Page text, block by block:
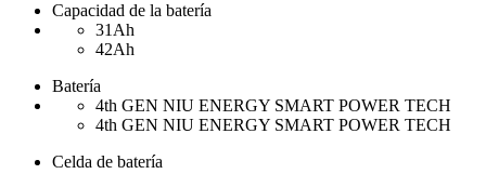
Capacidad de la batería
31Ah
42Ah
Batería
4th GEN NIU ENERGY SMART POWER TECH
4th GEN NIU ENERGY SMART POWER TECH
Celda de batería